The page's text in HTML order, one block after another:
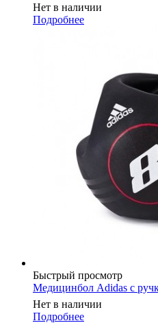
Нет в наличии
Подробнее
Быстрый просмотр
Медицинбол Adidas с
Нет в наличии
Подробнее